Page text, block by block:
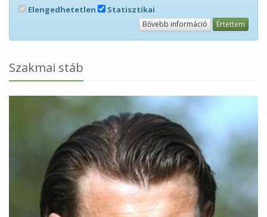
Elengedhetetlen
Statisztikai
Bővebb információ Értettem
Szakmai stáb